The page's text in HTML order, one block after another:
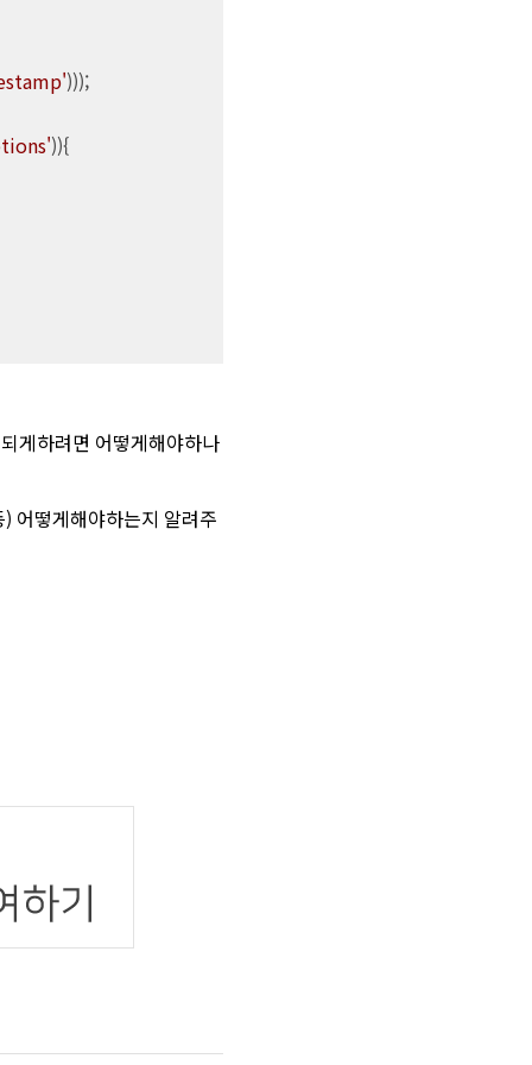
)));
)){
게하려면 어떻게해야하나
어떻게해야하는지 알려주